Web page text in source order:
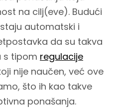
na cilj(eve). Budući
automatski i
da su takva
s tipom regulacije
nije naučen, već ove
što ih kao takve
ponašanja.